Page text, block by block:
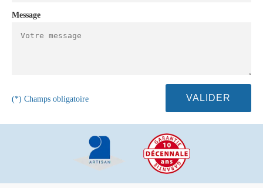
Message
(*) Champs obligatoire